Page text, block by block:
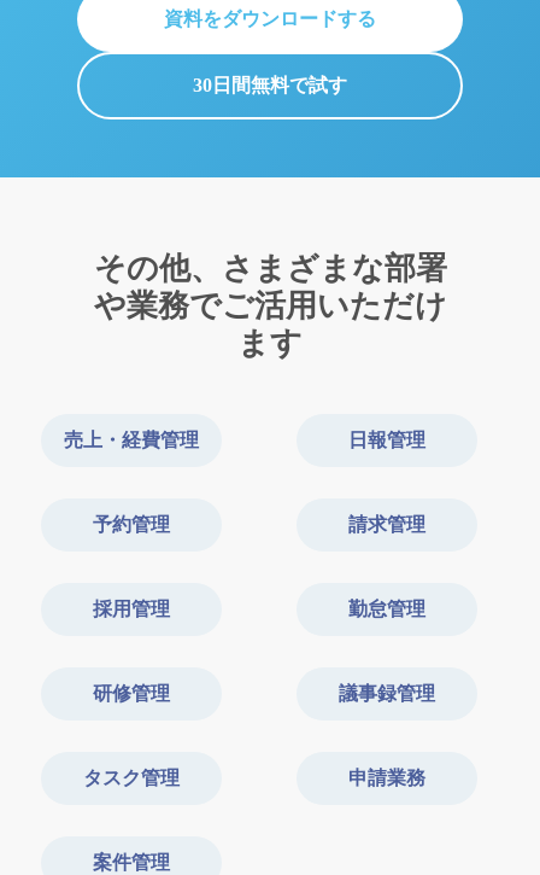
資料をダウンロードする
30日間無料で試す
その他、さまざまな部署
や業務でご活用いただけ
ます
売上・経費管理 日報管理
予約管理 請求管理
採用管理 勤怠管理
研修管理 議事録管理
タスク管理 申請業務
案件管理